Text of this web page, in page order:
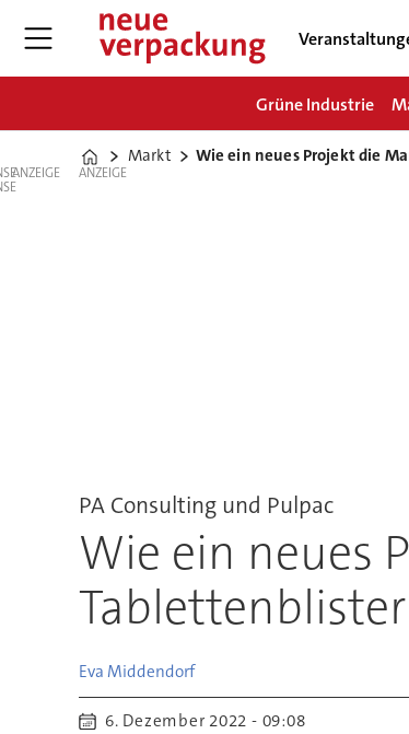
Grüne Industrie
Home
Markt Wie ein neues Projekt die
ANZEIGE ANZEIGE
PA Consulting und Pulpac
Wie ein neues
Eva Middendorf
6. Dezember 2022 - 09:08